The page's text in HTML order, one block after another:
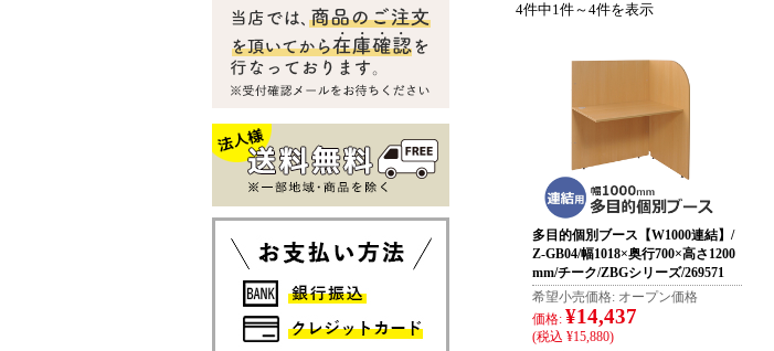
4件中1件～4件を表示
多目的個別ブース【W1000連結】/
Z-GB04/幅1018×奥行700×高さ1200
mm/チーク/ZBGシリーズ/269571
希望小売価格: オープン価格
価格: ¥14,437
(税込 ¥15,880)